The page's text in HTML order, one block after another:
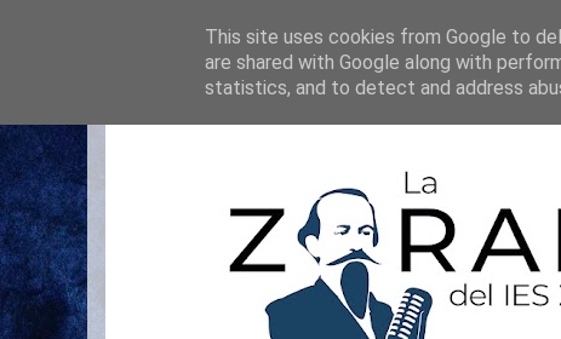
This site uses cookies from Google to
are shared with Google along with
statistics, and to detect and address